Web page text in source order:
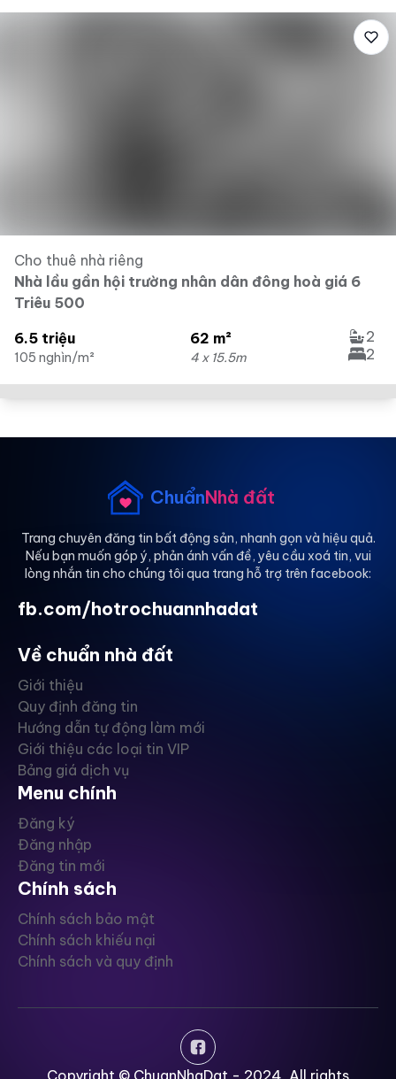
Cho thuê nhà riêng
Nhà lầu gần hội trường nhân dân đông hoà giá 6
Triêu 500
6.5 triệu
105 nghìn/m²
62 m²
4 x 15.5m
2
2
ChuẩnNhà đất
Trang chuyên đăng tin bất động sản, nhanh gọn và hiệu quả.
Nếu bạn muốn góp ý, phản ánh vấn đề, yêu cầu xoá tin, vui
lòng nhắn tin cho chúng tôi qua trang hỗ trợ trên facebook:
fb.com/hotrochuannhadat
Về chuẩn nhà đất
Giới thiệu
Quy định đăng tin
Hướng dẫn tự động làm mới
Giới thiệu các loại tin VIP
Bảng giá dịch vụ
Menu chính
Đăng ký
Đăng nhập
Đăng tin mới
Chính sách
Chính sách bảo mật
Chính sách khiếu nại
Chính sách và quy định
Copyright © ChuanNhaDat - 2024, All rights